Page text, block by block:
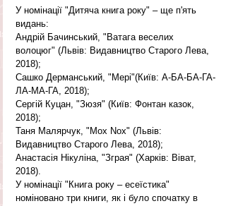
У номінації "Дитяча книга року" – ще п'ять
видань:
Андрій Бачинський, "Ватага веселих
волоцюг" (Львів: Видавництво Старого Лева,
2018);
Сашко Дерманський, "Мері"(Київ: А-БА-БА-ГА-
ЛА-МА-ГА, 2018);
Сергій Куцан, "Зюзя" (Київ: Фонтан казок,
2018);
Таня Малярчук, "Мох Nox" (Львів:
Видавництво Старого Лева, 2018);
Анастасія Нікуліна, "Зграя" (Харків: Віват,
2018).
У номінації "Книга року – есеїстика"
номіновано три книги, як і було спочатку в